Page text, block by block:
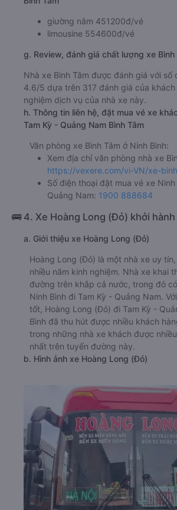
giường nằm 451200đ/vé
limousine 554600đ/vé
g. Review, đánh giá chất lượng xe Bình
Nhà xe Bình Tâm được đánh giá với số
4.6/5 dựa trên 317 đánh giá của
nghiệm dịch vụ của nhà xe này.
h. Thông tin liên hệ, đặt mua vé xe
Tam Kỳ - Quảng Nam Bình Tâm
Văn phòng xe Bình Tâm ở Ninh Bình:
Xem địa chỉ văn phòng nhà xe
https://vexere.com/vi-VN/xe-
Số điện thoại đặt mua vé xe Ninh
Quảng Nam: 1900 888684
🚌 4. Xe Hoàng Long (Đỏ) khởi hành
a. Giới thiệu xe Hoàng Long (Đỏ)
Hoàng Long (Đỏ) là một nhà xe uy
nhiều năm kinh nghiệm. Nhà xe khai
đường trên khắp cả nước, trong đó
Ninh Bình đi Tam Kỳ - Quảng Nam.
tốt, Hoàng Long (Đỏ) đi Tam Kỳ -
Bình đã thu hút được nhiều khách
trong những nhà xe khách được
nhất trên tuyến đường này.
b. Hình ảnh xe Hoàng Long (Đỏ)